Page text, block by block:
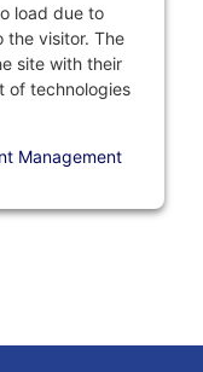
load due to
the visitor. The
site with their
of technologies
Management